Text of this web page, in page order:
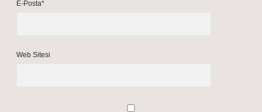
E-Posta*
Web Sitesi